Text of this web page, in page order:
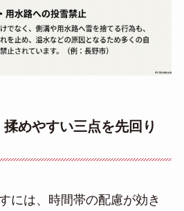
めやすい三点を先回り
には、時間帯の配慮が効き